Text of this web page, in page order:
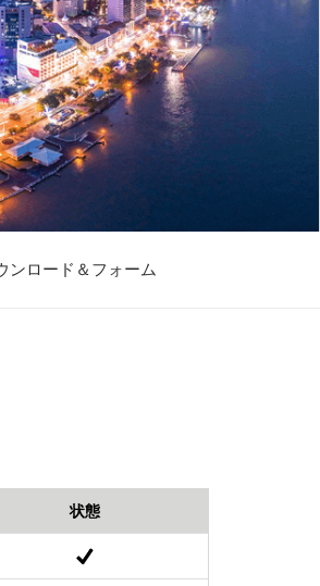
ンロード＆フォーム
状態